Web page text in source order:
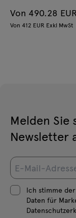
Von 490.28
Von 412 EUR Exkl MwSt
Melden Sie
Newsletter
Ich stimme
Daten für